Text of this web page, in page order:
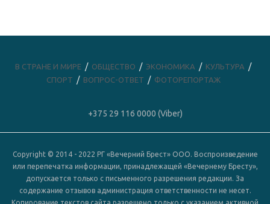
В СТРАНЕ И МИРЕ ОБЩЕСТВО ЭКОНОМИКА
КУЛЬТУРА
СПОРТ
ВОПРОС-ОТВЕТ ФОТОРЕПОРТАЖ
+375 29 116 0000 (Viber)
Copyright © 2014 - 2022 РГ «Вечерний Брест» ООО. Воспроизведение
или перепечатка информации, принадлежащей «Вечернему Бресту»,
допускается только с письменного разрешения редакции. За
содержание отзывов администрация ответственности не несет.
Копирование текстов сайта разрешено только с указанием активной